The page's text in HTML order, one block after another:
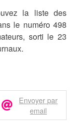
la liste des
le numéro 498
sorti le 23
Envoyer par
email